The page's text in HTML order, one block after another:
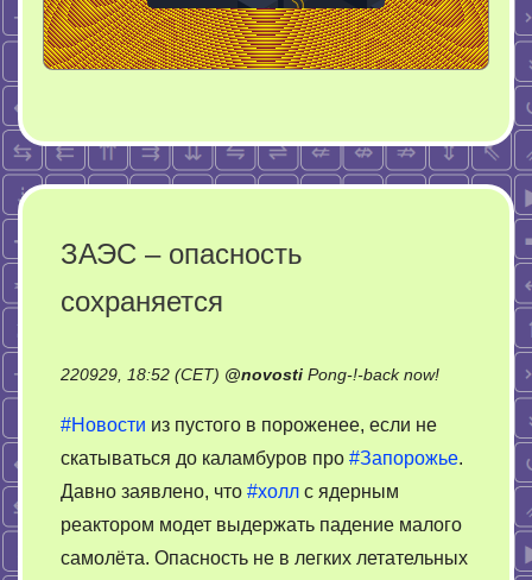
ЗАЭС – опасность
сохраняется
220929, 18:52 (CET) @novosti Pong-!-back now!on
опасность
#Новости из пустого в пороженее, если не
скатываться до каламбуров про #Запорожье.
Давно заявлено, что #холл с ядерным
реактором модет выдержать падение малого
самолёта. Опасность не в легких летательных